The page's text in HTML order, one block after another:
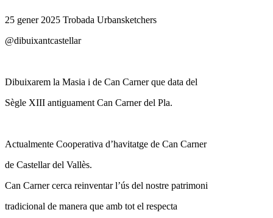
25 gener 2025 Trobada Urbansketchers
@dibuixantcastellar
Dibuixarem la Masia i de Can Carner que data del
Sègle XIII antiguament Can Carner del Pla.
Actualmente Cooperativa d’havitatge de Can Carner
de Castellar del Vallès.
Can Carner cerca reinventar l’ús del nostre patrimoni
tradicional de manera que amb tot el respecta